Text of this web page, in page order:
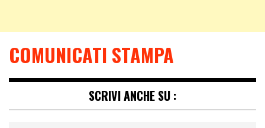
COMUNICATI STAMPA
SCRIVI ANCHE SU :